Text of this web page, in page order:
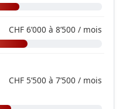
CHF 6’000 à 8’500 / mois
CHF 5’500 à 7’500 / mois